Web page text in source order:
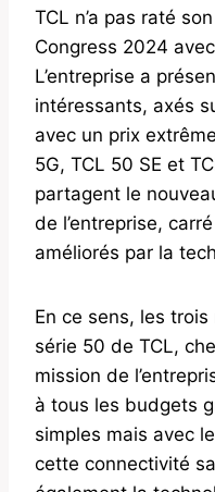
TCL n’a pas raté
Congress 2024
L’entreprise a
intéressants, axés
avec un prix
5G, TCL 50 SE et
partagent le
de l’entreprise,
améliorés par la
En ce sens, les
série 50 de TCL,
mission de
à tous les budgets
simples mais avec
cette connectivité